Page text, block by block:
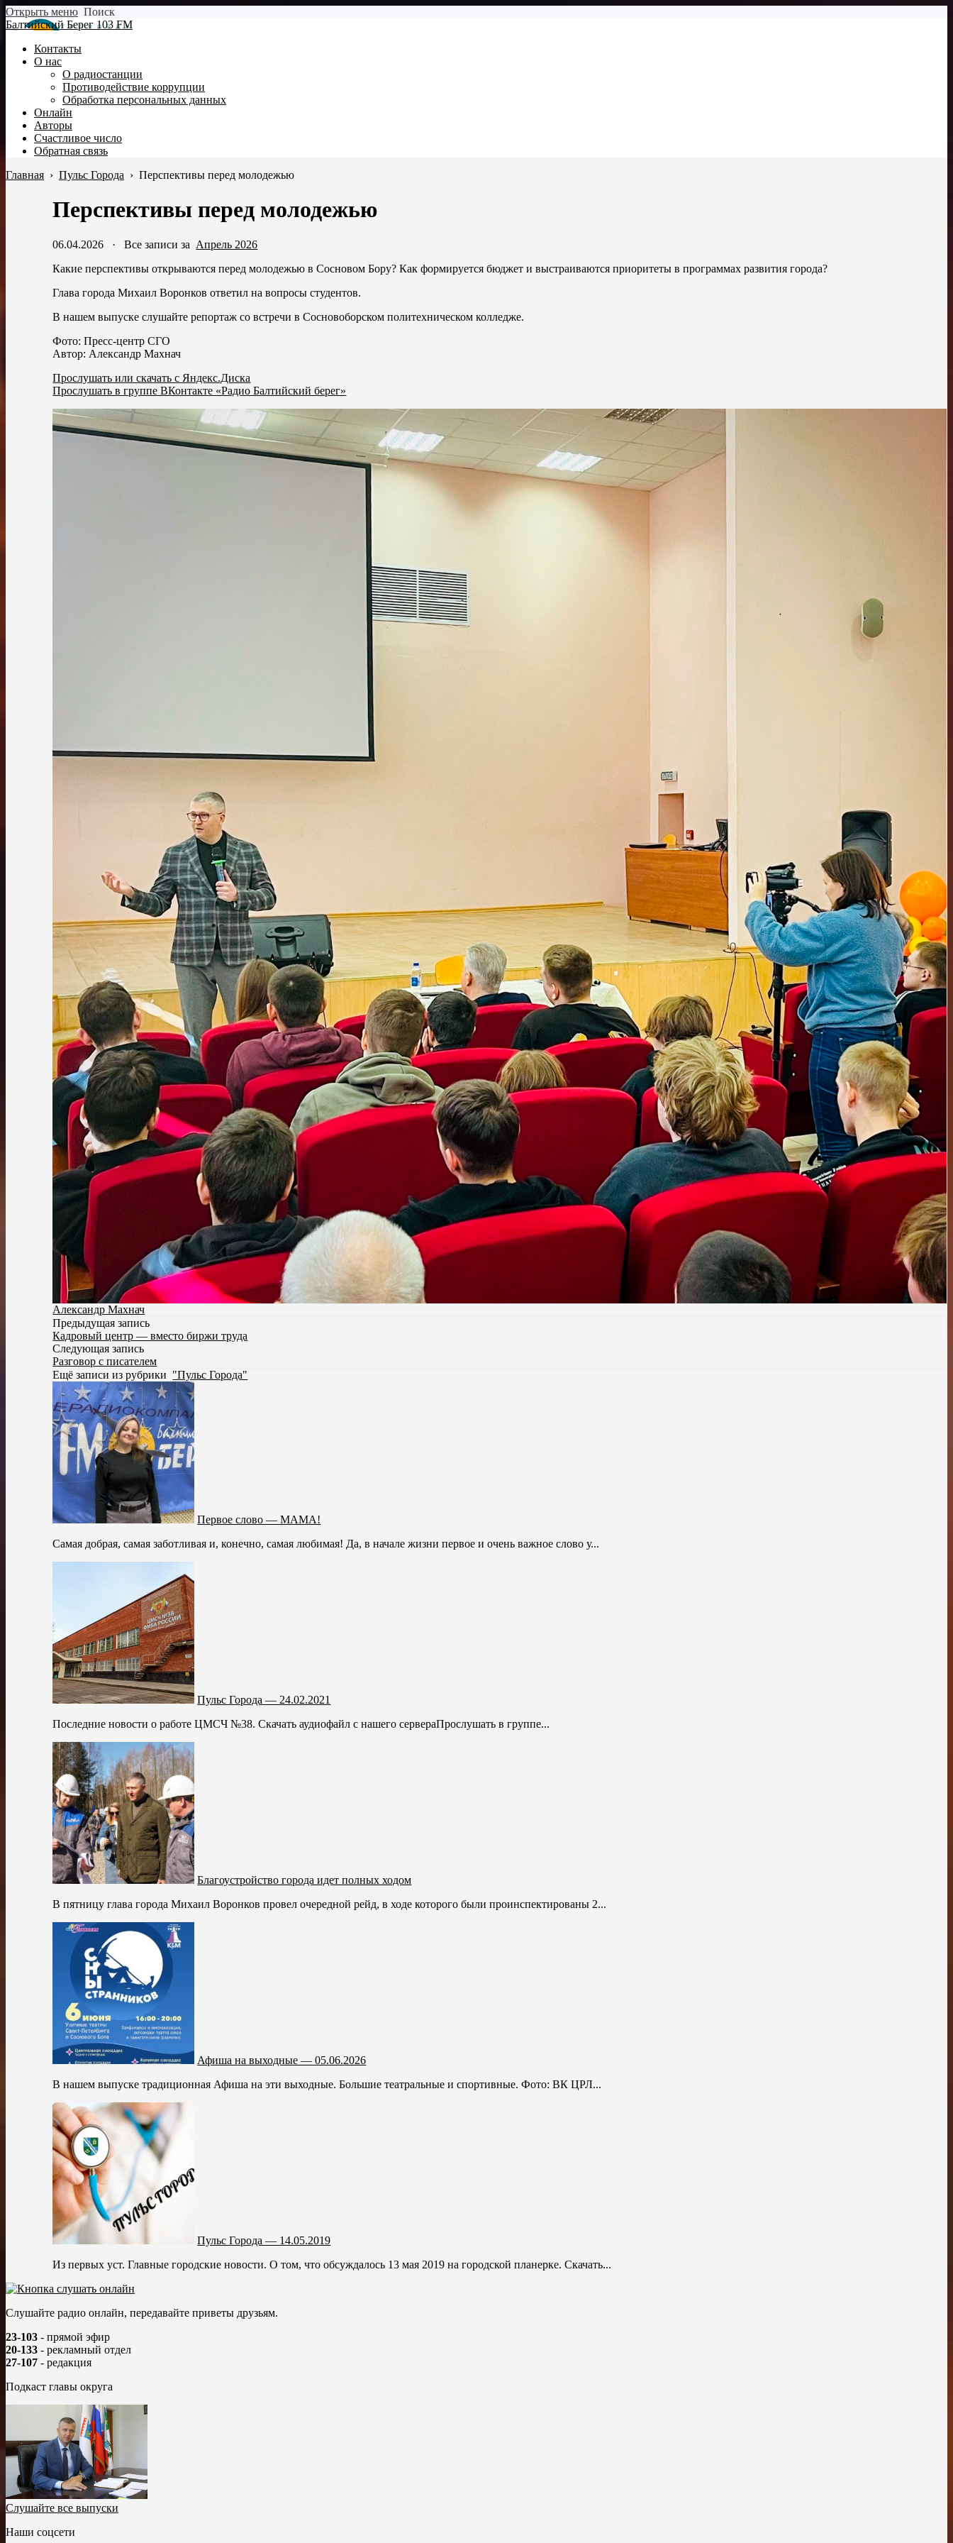
Открыть меню Поиск
Балтийский Берег 103 FM
Контакты
О нас
О радиостанции
Противодействие коррупции
Обработка персональных данных
Онлайн
Авторы
Счастливое число
Обратная связь
Главная › Пульс Города › Перспективы перед молодежью
Перспективы перед молодежью
06.04.2026 ·Все записи за Апрель 2026
Какие перспективы открываются перед молодежью в Сосновом Бору? Как формируется бюджет и выстраиваются приоритеты в программах развития города?
Глава города Михаил Воронков ответил на вопросы студентов.
В нашем выпуске слушайте репортаж со встречи в Сосновоборском политехническом колледже.
Фото: Пресс-центр СГО
Автор: Александр Махнач
Прослушать или скачать с Яндекс.Диска
Прослушать в группе ВКонтакте «Радио Балтийский берег»
Александр Махнач
Предыдущая запись
Кадровый центр — вместо биржи труда
Следующая запись
Разговор с писателем
Ещё записи из рубрики "Пульс Города"
Первое слово — МАМА!
Самая добрая, самая заботливая и, конечно, самая любимая! Да, в начале жизни первое и очень важное слово у...
Пульс Города — 24.02.2021
Последние новости о работе ЦМСЧ №38. Скачать аудиофайл с нашего сервераПрослушать в группе...
Благоустройство города идет полных ходом
В пятницу глава города Михаил Воронков провел очередной рейд, в ходе которого были проинспектированы 2...
Афиша на выходные — 05.06.2026
В нашем выпуске традиционная Афиша на эти выходные. Большие театральные и спортивные. Фото: ВК ЦРЛ...
Пульс Города — 14.05.2019
Из первых уст. Главные городские новости. О том, что обсуждалось 13 мая 2019 на городской планерке. Скачать...
Слушайте радио онлайн, передавайте приветы друзьям.
23-103 - прямой эфир
20-133 - рекламный отдел
27-107 - редакция
Подкаст главы округа
Слушайте все выпуски
Наши соцсети